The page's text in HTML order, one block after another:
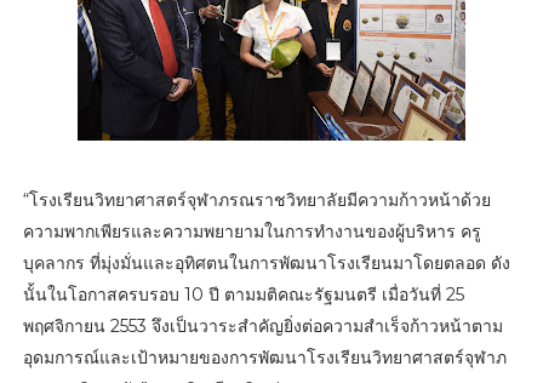
“โรงเรียนวิทยาศาสตร์จุฬาภรณราชวิทยาลัยมีความก้าวหน้าด้วย
ความพากเพียรและความพยายามในการทำงานของผู้บริหาร ครู
บุคลากร ที่มุ่งมั่นและอุทิศตนในการพัฒนาโรงเรียนมาโดยตลอด ดัง
นั้นในโอกาสครบรอบ 10 ปี ตามมติคณะรัฐมนตรี เมื่อวันที่ 25
พฤศจิกายน 2553 จึงเป็นวาระสำคัญยิ่งต่อความสำเร็จก้าวหน้าตาม
อุดมการณ์และเป้าหมายของการพัฒนาโรงเรียนวิทยาศาสตร์จุฬาภ